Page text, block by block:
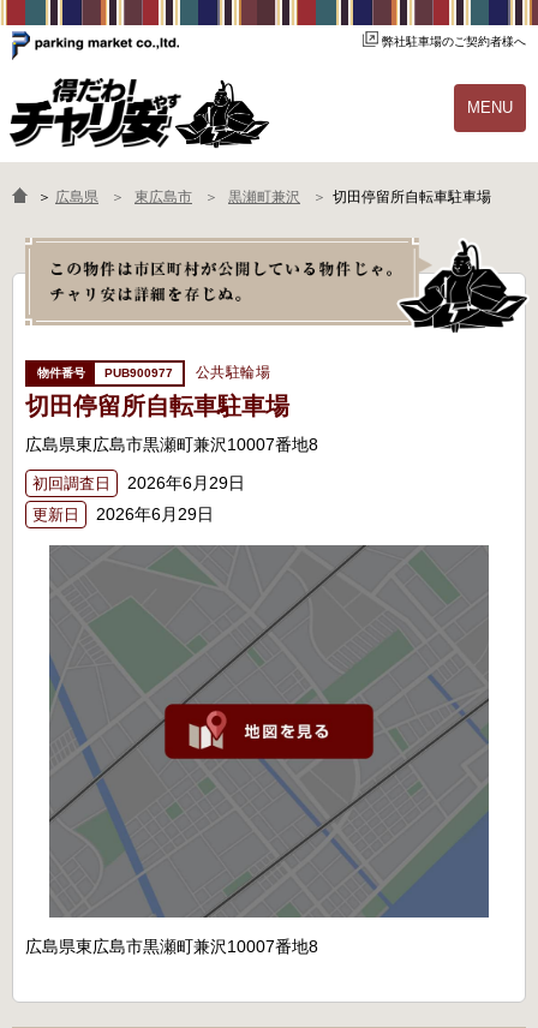
弊社駐車場のご契約者様へ
MENU
物件一覧 ご契約の流れ
よくあるご質問 駐輪場オーナー様へ
＞ 広島県 東広島市 黒瀬町兼沢 切田停留所自転車駐車場
PUB900977 公共駐輪場
切田停留所自転車駐車場
広島県東広島市黒瀬町兼沢10007番地8
初回調査日 2026年6月29日
更新日 2026年6月29日
広島県東広島市黒瀬町兼沢10007番地8